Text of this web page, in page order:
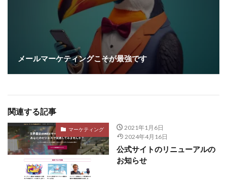
メールマーケティングこそが最強です
関連する記事
マーケティング
2021年1月6日
2024年4月16日
公式サイトのリニューアルの
お知らせ